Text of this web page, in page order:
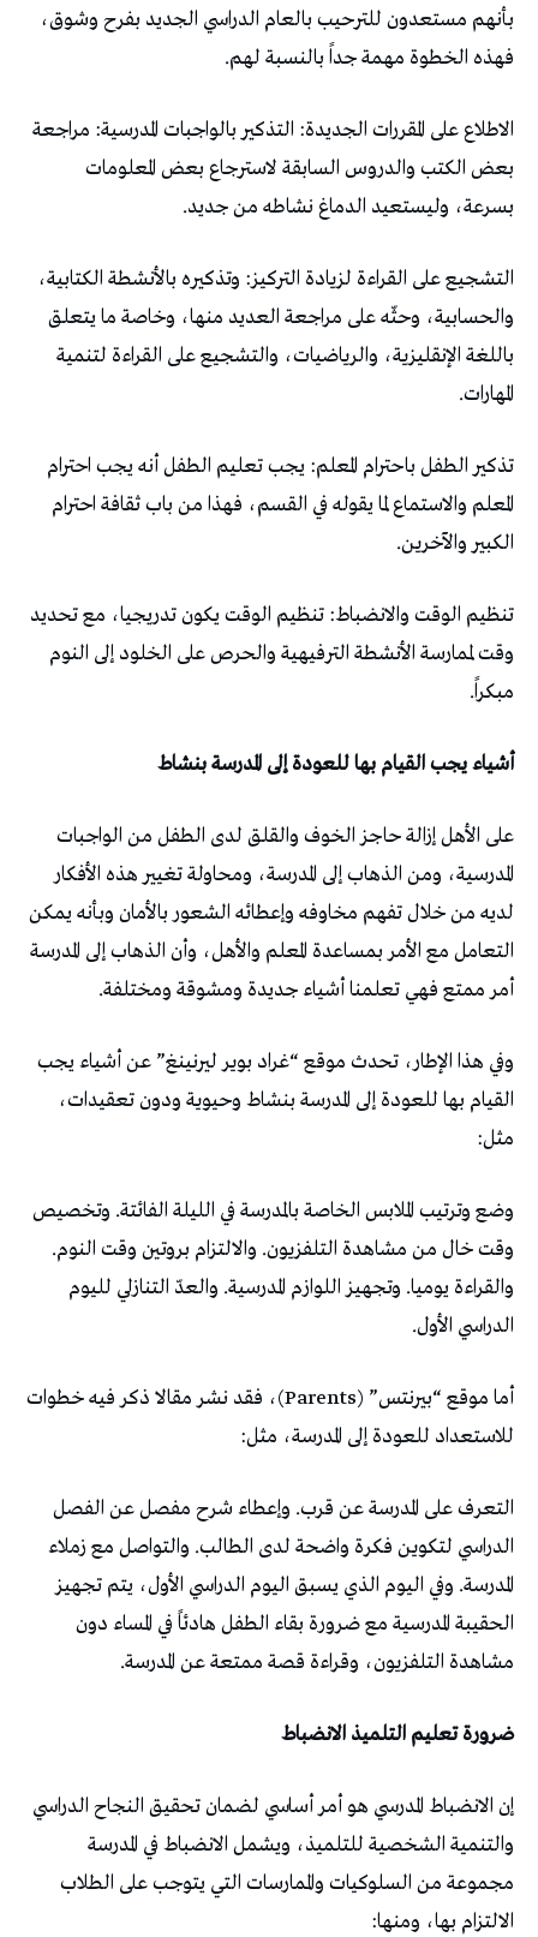
بأنهم مستعدون للترحيب بالعام الدراسي الجديد بفرح وشوق،
فهذه الخطوة مهمة جداً بالنسبة لهم.
الاطلاع على المقررات الجديدة: التذكير بالواجبات المدرسية: مراجعة
بعض الكتب والدروس السابقة لاسترجاع بعض المعلومات
بسرعة، وليستعيد الدماغ نشاطه من جديد.
التشجيع على القراءة لزيادة التركيز: وتذكيره بالأنشطة الكتابية،
والحسابية، وحثّه على مراجعة العديد منها، وخاصة ما يتعلق
باللغة الإنقليزية، والرياضيات، والتشجيع على القراءة لتنمية
المهارات.
تذكير الطفل باحترام المعلم: يجب تعليم الطفل أنه يجب احترام
المعلم والاستماع لما يقوله في القسم، فهذا من باب ثقافة احترام
الكبير والآخرين.
تنظيم الوقت والانضباط: تنظيم الوقت يكون تدريجيا، مع تحديد
وقت لممارسة الأنشطة الترفيهية والحرص على الخلود إلى النوم
مبكراً.
أشياء يجب القيام بها للعودة إلى المدرسة بنشاط
على الأهل إزالة حاجز الخوف والقلق لدى الطفل من الواجبات
المدرسية، ومن الذهاب إلى المدرسة، ومحاولة تغيير هذه الأفكار
لديه من خلال تفهم مخاوفه وإعطائه الشعور بالأمان وبأنه يمكن
التعامل مع الأمر بمساعدة المعلم والأهل، وأن الذهاب إلى المدرسة
أمر ممتع فهي تعلمنا أشياء جديدة ومشوقة ومختلفة.
وفي هذا الإطار، تحدث موقع “غراد بوير ليرنينغ” عن أشياء يجب
القيام بها للعودة إلى المدرسة بنشاط وحيوية ودون تعقيدات،
مثل:
وضع وترتيب الملابس الخاصة بالمدرسة في الليلة الفائتة. وتخصيص
وقت خال من مشاهدة التلفزيون. والالتزام بروتين وقت النوم.
والقراءة يوميا. وتجهيز اللوازم المدرسية. والعدّ التنازلي لليوم
الدراسي الأول.
أما موقع “بيرنتس” (Parents)، فقد نشر مقالا ذكر فيه خطوات
للاستعداد للعودة إلى المدرسة، مثل:
التعرف على المدرسة عن قرب. وإعطاء شرح مفصل عن الفصل
الدراسي لتكوين فكرة واضحة لدى الطالب. والتواصل مع زملاء
المدرسة. وفي اليوم الذي يسبق اليوم الدراسي الأول، يتم تجهيز
الحقيبة المدرسية مع ضرورة بقاء الطفل هادئاً في المساء دون
مشاهدة التلفزيون، وقراءة قصة ممتعة عن المدرسة.
ضرورة تعليم التلميذ الانضباط
إن الانضباط المدرسي هو أمر أساسي لضمان تحقيق النجاح الدراسي
والتنمية الشخصية للتلميذ، ويشمل الانضباط في المدرسة
مجموعة من السلوكيات والممارسات التي يتوجب على الطلاب
الالتزام بها، ومنها: